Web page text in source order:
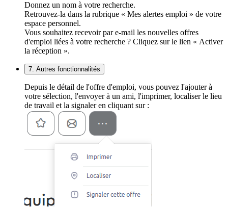
Donnez un nom à votre recherche.
Retrouvez-la dans la rubrique « Mes alertes emploi » de votre
espace personnel.
Vous souhaitez recevoir par e-mail les nouvelles offres
d'emploi liées à votre recherche ? Cliquez sur le lien « Activer
la réception ».
7. Autres fonctionnalités
Depuis le détail de l'offre d'emploi, vous pouvez l'ajouter à
votre sélection, l'envoyer à un ami, l'imprimer, localiser le lieu
de travail et la signaler en cliquant sur :